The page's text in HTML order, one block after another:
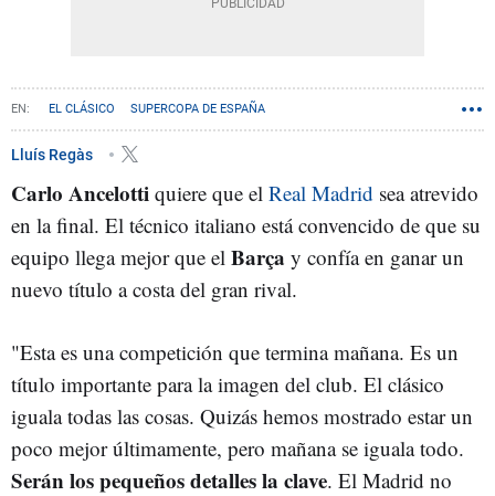
EL CLÁSICO SUPERCOPA DE ESPAÑA
Lluís Regàs
Carlo Ancelotti quiere que el Real Madrid sea atrevido
en la final. El técnico italiano está convencido de que su
equipo llega mejor que el Barça y confía en ganar un
nuevo título a costa del gran rival.
"Esta es una competición que termina mañana. Es un
título importante para la imagen del club. El clásico
iguala todas las cosas. Quizás hemos mostrado estar un
poco mejor últimamente, pero mañana se iguala todo.
Serán los pequeños detalles la clave. El Madrid no